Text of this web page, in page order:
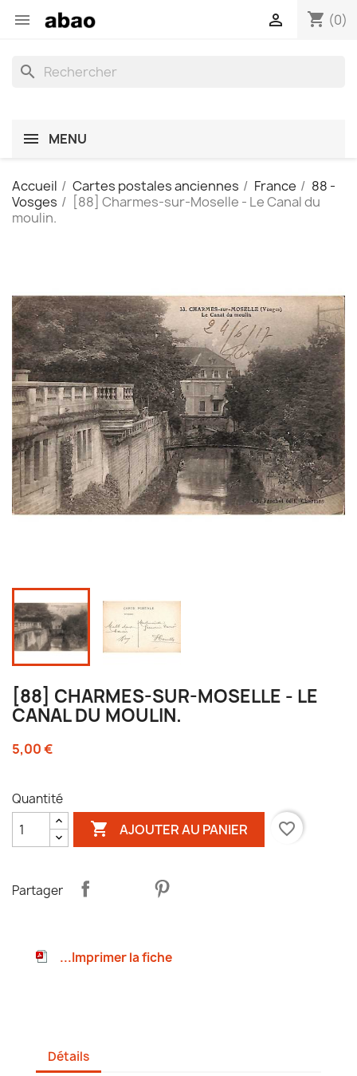
 shopping_cart (0)

search
MENU
Accueil Cartes postales anciennes France
88 -
Vosges
[88] Charmes-sur-Moselle - Le Canal du
moulin.
[88] CHARMES-SUR-MOSELLE - LE
CANAL DU MOULIN.
5,00 €
Quantité
 AJOUTER AU PANIER favorite_border
Partager
...Imprimer la fiche
Détails